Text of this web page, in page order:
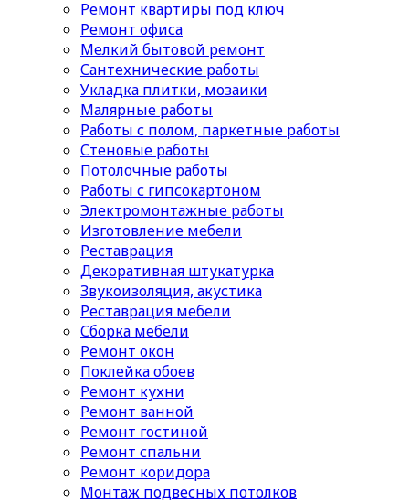
Ремонт квартиры под ключ
Ремонт офиса
Мелкий бытовой ремонт
Сантехнические работы
Укладка плитки, мозаики
Малярные работы
Работы с полом, паркетные работы
Стеновые работы
Потолочные работы
Работы с гипсокартоном
Электромонтажные работы
Изготовление мебели
Реставрация
Декоративная штукатурка
Звукоизоляция, акустика
Реставрация мебели
Сборка мебели
Ремонт окон
Поклейка обоев
Ремонт кухни
Ремонт ванной
Ремонт гостиной
Ремонт спальни
Ремонт коридора
Монтаж подвесных потолков